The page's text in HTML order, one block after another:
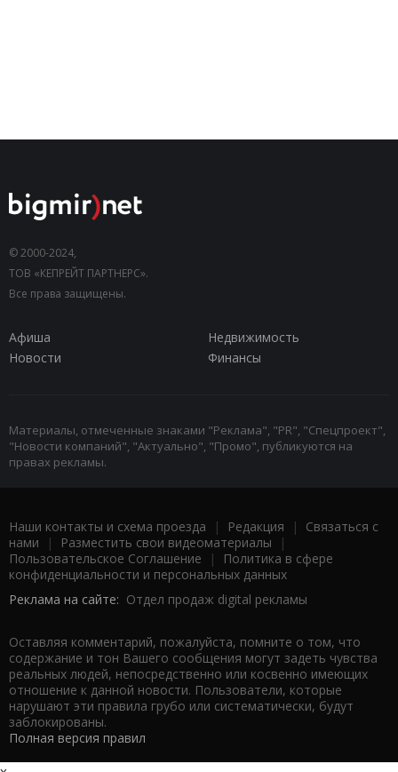
© 2000-2024,
ТОВ «КЕПРЕЙТ ПАРТНЕРС».
Все права защищены.
Афиша
Недвижимость
Новости
Финансы
Материалы, отмеченные знаками "Реклама", "PR", "Спецпроект",
"Новости компаний", "Актуально", "Промо", публикуются на
правах рекламы.
Наши контакты и схема проезда | Редакция | Связаться с
нами | Разместить свои видеоматериалы |
Пользовательское Соглашение |
Политика в сфере
конфиденциальности и персональных данных
Реклама на сайте: Отдел продаж digital рекламы
Оставляя комментарий, пожалуйста, помните о том, что
содержание и тон Вашего сообщения могут задеть чувства
реальных людей, непосредственно или косвенно имеющих
отношение к данной новости. Пользователи, которые
нарушают эти правила грубо или систематически, будут
заблокированы.
Полная версия правил